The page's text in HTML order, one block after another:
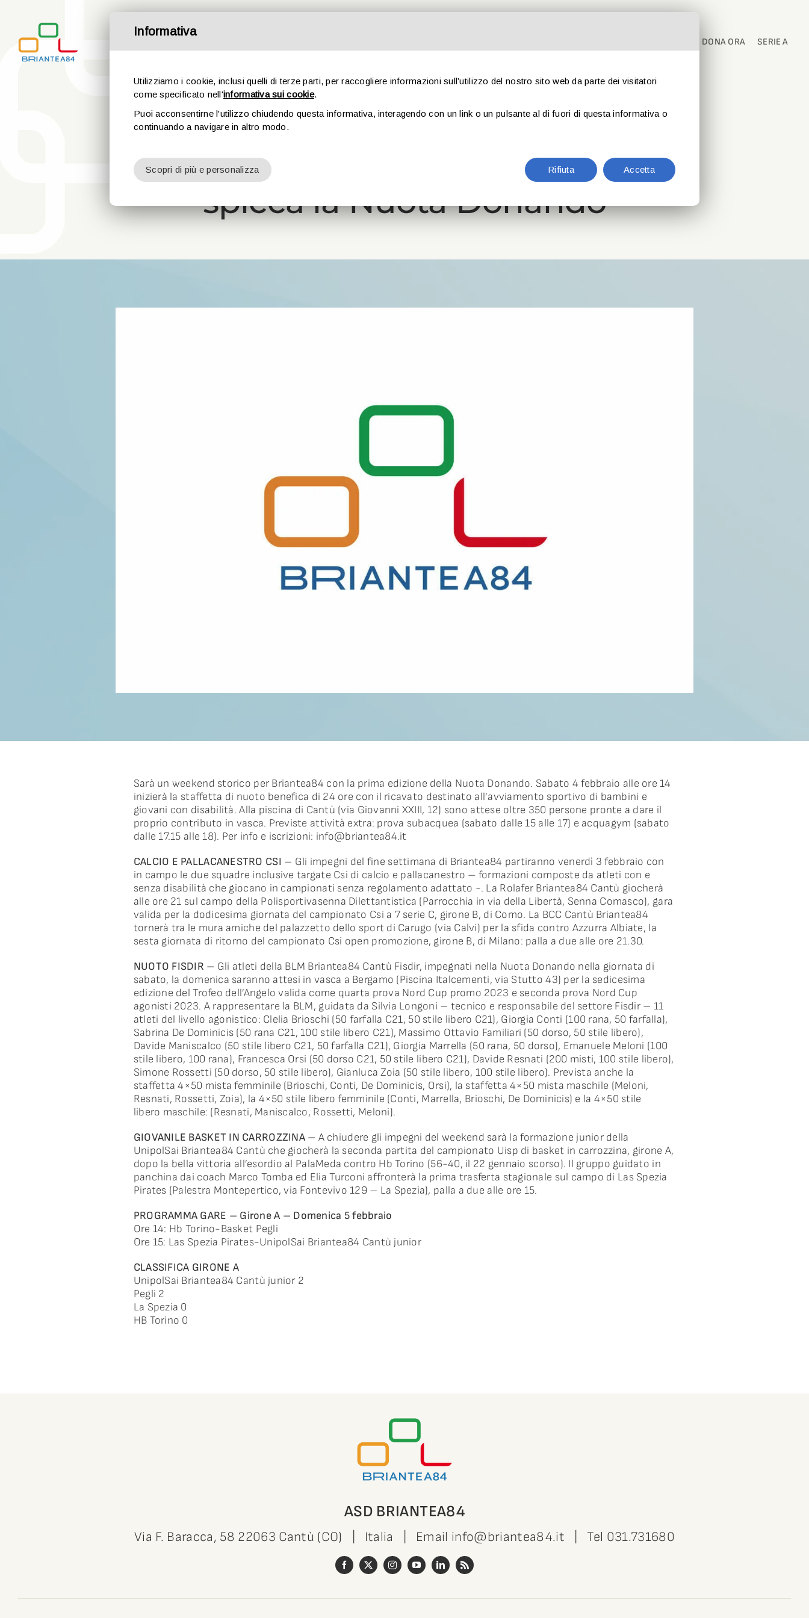
contenuto
DONA ORA SERIE A
2 Febbraio, 2023
Il weekend di Briantea84,
spicca la Nuota Donando
Sarà un weekend storico per Briantea84 con la prima edizione della Nuota Donando. Sabato 4 febbraio alle ore 14
inizierà la staffetta di nuoto benefica di 24 ore con il ricavato destinato all’avviamento sportivo di bambini e
giovani con disabilità. Alla piscina di Cantù (via Giovanni XXIII, 12) sono attese oltre 350 persone pronte a dare il
proprio contributo in vasca. Previste attività extra: prova subacquea (sabato dalle 15 alle 17) e acquagym (sabato
dalle 17.15 alle 18). Per info e iscrizioni: info@briantea84.it
CALCIO E PALLACANESTRO CSI – Gli impegni del fine settimana di Briantea84 partiranno venerdì 3 febbraio con
in campo le due squadre inclusive targate Csi di calcio e pallacanestro – formazioni composte da atleti con e
senza disabilità che giocano in campionati senza regolamento adattato -. La Rolafer Briantea84 Cantù giocherà
alle ore 21 sul campo della Polisportivasenna Dilettantistica (Parrocchia in via della Libertà, Senna Comasco), gara
valida per la dodicesima giornata del campionato Csi a 7 serie C, girone B, di Como. La BCC Cantù Briantea84
tornerà tra le mura amiche del palazzetto dello sport di Carugo (via Calvi) per la sfida contro Azzurra Albiate, la
sesta giornata di ritorno del campionato Csi open promozione, girone B, di Milano: palla a due alle ore 21.30.
NUOTO FISDIR – Gli atleti della BLM Briantea84 Cantù Fisdir, impegnati nella Nuota Donando nella giornata di
sabato, la domenica saranno attesi in vasca a Bergamo (Piscina Italcementi, via Stutto 43) per la sedicesima
edizione del Trofeo dell’Angelo valida come quarta prova Nord Cup promo 2023 e seconda prova Nord Cup
agonisti 2023. A rappresentare la BLM, guidata da Silvia Longoni – tecnico e responsabile del settore Fisdir – 11
atleti del livello agonistico: Clelia Brioschi (50 farfalla C21, 50 stile libero C21), Giorgia Conti (100 rana, 50 farfalla),
Sabrina De Dominicis (50 rana C21, 100 stile libero C21), Massimo Ottavio Familiari (50 dorso, 50 stile libero),
Davide Maniscalco (50 stile libero C21, 50 farfalla C21), Giorgia Marrella (50 rana, 50 dorso), Emanuele Meloni (100
stile libero, 100 rana), Francesca Orsi (50 dorso C21, 50 stile libero C21), Davide Resnati (200 misti, 100 stile libero),
Simone Rossetti (50 dorso, 50 stile libero), Gianluca Zoia (50 stile libero, 100 stile libero). Prevista anche la
staffetta 4×50 mista femminile (Brioschi, Conti, De Dominicis, Orsi), la staffetta 4×50 mista maschile (Meloni,
Resnati, Rossetti, Zoia), la 4×50 stile libero femminile (Conti, Marrella, Brioschi, De Dominicis) e la 4×50 stile
libero maschile: (Resnati, Maniscalco, Rossetti, Meloni).
GIOVANILE BASKET IN CARROZZINA – A chiudere gli impegni del weekend sarà la formazione junior della
UnipolSai Briantea84 Cantù che giocherà la seconda partita del campionato Uisp di basket in carrozzina, girone A,
dopo la bella vittoria all’esordio al PalaMeda contro Hb Torino (56-40, il 22 gennaio scorso). Il gruppo guidato in
panchina dai coach Marco Tomba ed Elia Turconi affronterà la prima trasferta stagionale sul campo di Las Spezia
Pirates (Palestra Montepertico, via Fontevivo 129 – La Spezia), palla a due alle ore 15.
PROGRAMMA GARE – Girone A – Domenica 5 febbraio
Ore 14: Hb Torino-Basket Pegli
Ore 15: Las Spezia Pirates-UnipolSai Briantea84 Cantù junior
CLASSIFICA GIRONE A
UnipolSai Briantea84 Cantù junior 2
Pegli 2
La Spezia 0
HB Torino 0
ASD BRIANTEA84
Via F. Baracca, 58 22063 Cantù (CO) | Italia | Email info@briantea84.it | Tel 031.731680
Informativa
Utilizziamo i cookie, inclusi quelli di terze parti, per raccogliere informazioni sull’utilizzo del nostro sito web da parte dei visitatori
come specificato nell'informativa sui cookie.
Puoi acconsentirne l'utilizzo chiudendo questa informativa, interagendo con un link o un pulsante al di fuori di questa informativa o
continuando a navigare in altro modo.
Rifiuta Accetta
Scopri di più e personalizza